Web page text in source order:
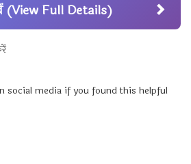
(View Full Details)
social media if you found this helpful